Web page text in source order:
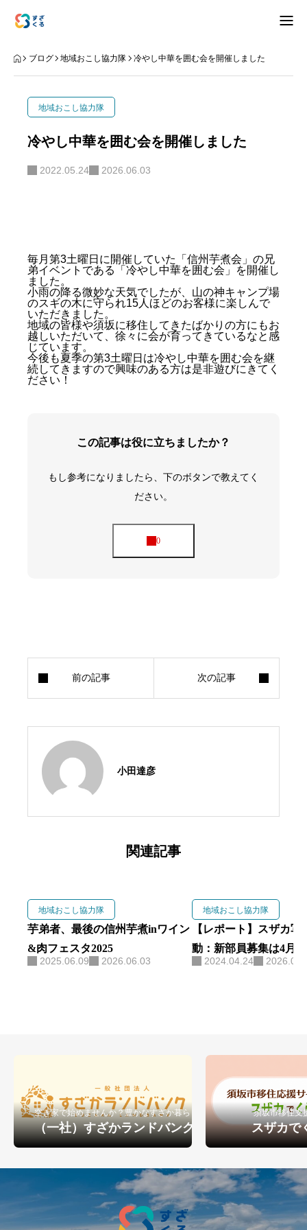
アバウト
拠点紹介 移住相談 お問合せ
プライバシーポリシー
ブログ 地域おこし協力隊 冷やし中華を囲む会を開催しました
地域おこし協力隊
冷やし中華を囲む会を開催しました
2022.05.24 2026.06.03
毎月第3土曜日に開催していた「信州芋煮会」の兄
弟イベントである「冷やし中華を囲む会」を開催し
ました。
小雨の降る微妙な天気でしたが、山の神キャンプ場
のスギの木に守られ15人ほどのお客様に楽しんで
いただきました。
地域の皆様や須坂に移住してきたばかりの方にもお
越しいただいて、徐々に会が育ってきているなと感
じています。
今後も夏季の第3土曜日は冷やし中華を囲む会を継
続してきますので興味のある方は是非遊びにきてく
ださい！
この記事は役に立ちましたか？
もし参考になりましたら、下のボタンで教えてく
ださい。
小田達彦
関連記事
地域おこし協力隊
芋弟者、最後の信州芋煮inワイン
&肉フェスタ2025
2025.06.09 2026.06.03
地域おこし協力隊
【レポート】スザカ
動：新部員募集は4月
2024.04.24
空き家で始めませんか？豊かなすざか暮らし
（一社）すざかランドバンク
須坂市移住支
スザカで